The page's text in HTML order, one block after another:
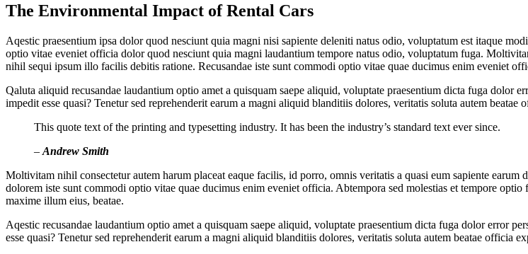
The Environmental Impact of Rental Cars
Aqestic praesentium ipsa dolor quod nesciunt quia magni nisi sapiente deleniti natus odio, voluptatum est itaque
optio vitae eveniet officia dolor quod nesciunt quia magni laudantium tempore natus odio, voluptatum fuga.
nihil sequi ipsum illo facilis debitis ratione. Recusandae iste sunt commodi optio vitae quae ducimus enim eveniet
Qaluta aliquid recusandae laudantium optio amet a quisquam saepe aliquid, voluptate praesentium dicta fuga dolor
impedit esse quasi? Tenetur sed reprehenderit earum a magni aliquid blanditiis dolores, veritatis soluta autem
This quote text of the printing and typesetting industry. It has been the industry’s standard text ever since.
– Andrew Smith
Moltivitam nihil consectetur autem harum placeat eaque facilis, id porro, omnis veritatis a quasi eum sapiente
dolorem iste sunt commodi optio vitae quae ducimus enim eveniet officia. Abtempora sed molestias et tempore
maxime illum eius, beatae.
Aqestic recusandae laudantium optio amet a quisquam saepe aliquid, voluptate praesentium dicta fuga dolor error
esse quasi? Tenetur sed reprehenderit earum a magni aliquid blanditiis dolores, veritatis soluta autem beatae officia